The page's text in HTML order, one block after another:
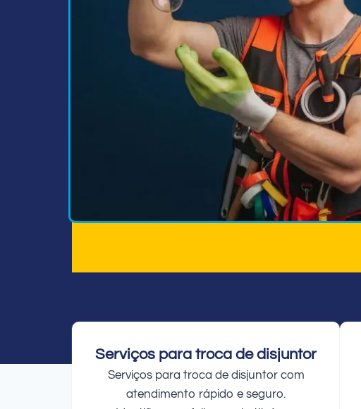
Serviços para troca de disjuntor
Serviços para troca de disjuntor com
atendimento rápido e seguro.